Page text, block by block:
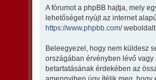
A fórumot a phpBB hajtja, mely
lehetőséget nyújt az internet
https://www.phpbb.com/weboldalt.
Beleegyezel, hogy nem küldesz
országában érvényben lévő vagy
betartatásának érdekében az